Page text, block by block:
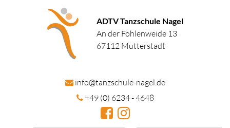
ADTV Tanzschule Nagel
An der Fohlenweide 13
67112 Mutterstadt
info@tanzschule-nagel.de
+49 (0) 6234 - 4648